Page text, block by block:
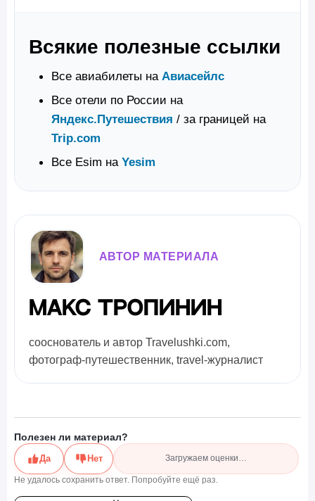
Всякие полезные ссылки
Все авиабилеты на Авиасейлс
Все отели по России на
Яндекс.Путешествия / за границей на
Trip.com
Все Esim наYesim
АВТОР МАТЕРИАЛА
Макс Тропинин
сооснователь и автор Travelushki.com,
фотограф-путешественник, travel-журналист
Полезен ли материал?
Да Нет Загружаем оценки…
Не удалось сохранить ответ. Попробуйте ещё раз.